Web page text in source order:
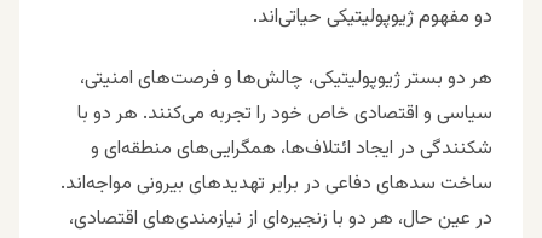
دو مفهوم ژیوپولیتیکی حیاتی‌اند.
هر دو بستر ژیوپولیتیکی، چالش‌ها و فرصت‌های امنیتی،
سیاسی و اقتصادی خاص خود را تجربه می‌کنند. هر دو با
شکنندگی در ایجاد ائتلاف‌ها، همگرایی‌های منطقه‌ای و
ساخت سدهای دفاعی در برابر تهدیدهای بیرونی مواجه‌اند.
در عین حال، هر دو با زنجیره‌ای از نیازمندی‌های اقتصادی،